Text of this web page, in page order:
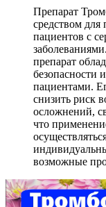
Препарат
средством для
пациентов с
препарат
безопасности
пациентами.
снизить риск
осложнений,
что
возможные